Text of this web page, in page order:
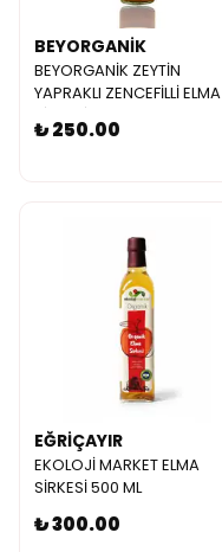
BEYORGANİK
BEYORGANİK ZEYTİN
YAPRAKLI ZENCEFİLLİ ELMA
SİRKESİ 250 ML
₺ 250.00
EĞRİÇAYIR
EKOLOJİ MARKET ELMA
SİRKESİ 500 ML
₺ 300.00